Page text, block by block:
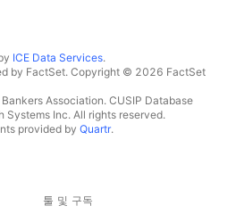
ICE Data Services.
by FactSet. Copyright © 2026 FactSet
Association. CUSIP Database
Systems Inc. All rights reserved.
provided by Quartr.
툴 및 구독